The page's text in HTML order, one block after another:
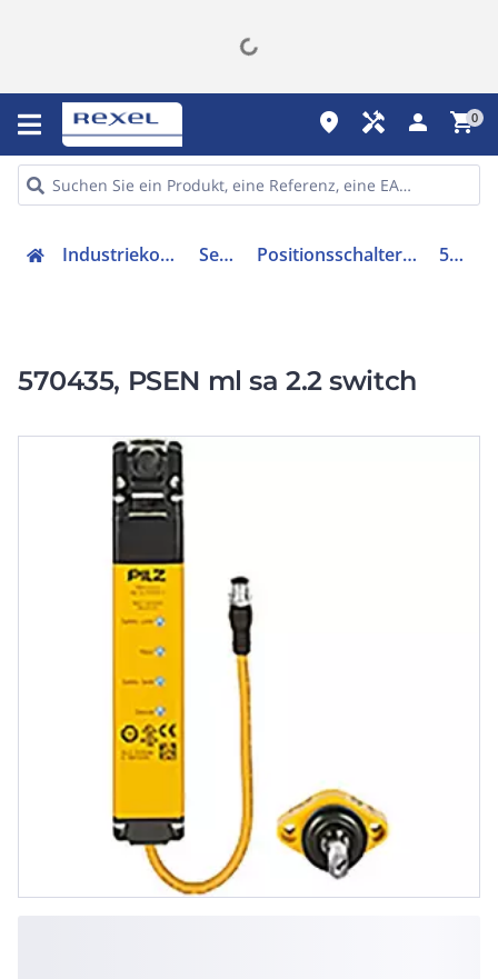
place handyman person shopping_cart0
Industriekomponenten Sensorik Positionsschalter mit Zuhaltung 570435
570435, PSEN ml sa 2.2 switch